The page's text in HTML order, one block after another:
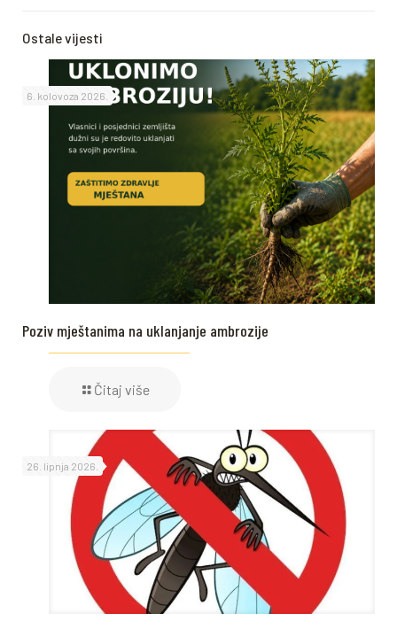
Ostale vijesti
6. kolovoza 2026.
Poziv mještanima na uklanjanje ambrozije
Čitaj više
26. lipnja 2026.